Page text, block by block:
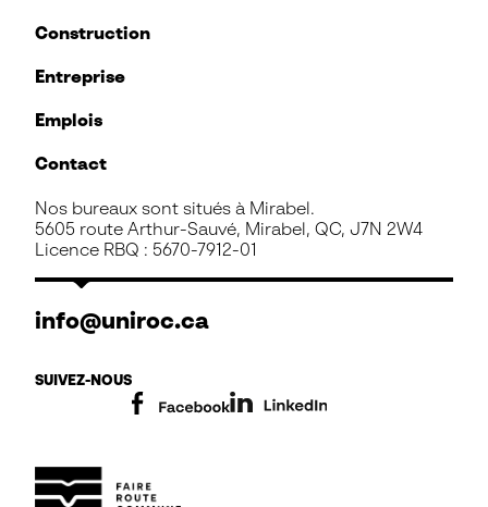
Construction
Entreprise
Emplois
Contact
Nos bureaux sont situés à Mirabel.
5605 route Arthur-Sauvé, Mirabel, QC, J7N 2W4
Licence RBQ : 5670-7912-01
info@uniroc.ca
SUIVEZ-NOUS